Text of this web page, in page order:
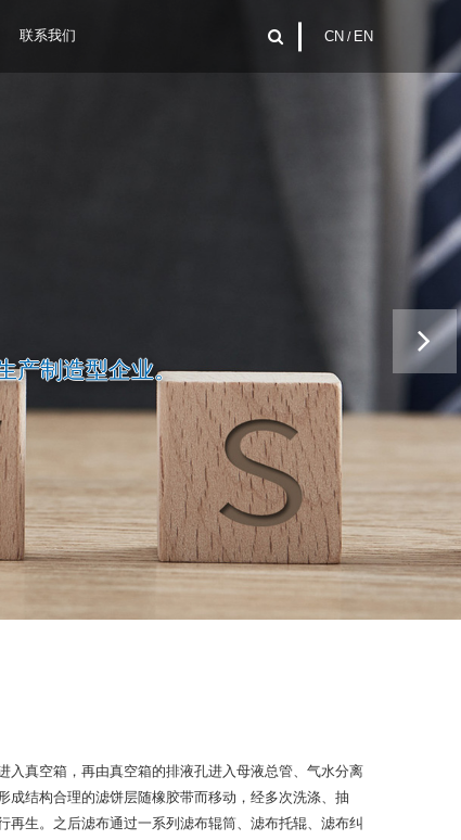
联系我们 CN / EN
产制造型企业。
真空箱，再由真空箱的排液孔进入母液总管、气水分离
结构合理的滤饼层随橡胶带而移动，经多次洗涤、抽
生。之后滤布通过一系列滤布辊筒、滤布托辊、滤布纠